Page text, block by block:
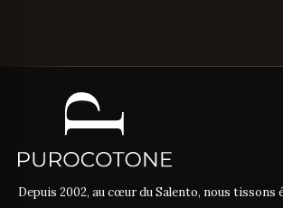
Depuis 2002, au cœur du Salento, nous tissons